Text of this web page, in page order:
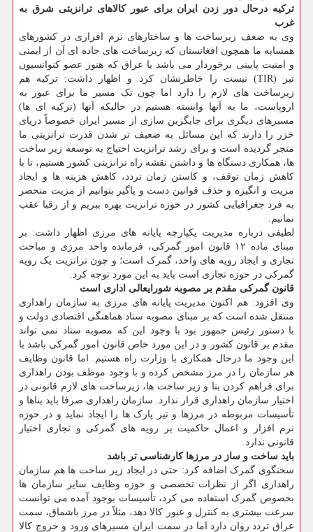
ترکیه درحال دور زدن ایران برای عبور کالاهای ترانزیتی شرق به
غرب
وی به ضعف زیرساخت ها و ساختارهای نرم افزاری در کشورهای
همسایه ما همچون افغانستان که زیرساخت های جاده ای آن از ایمنی
و امنیت پایینی برخوردار می باشد یا عراق که هنوز عضو کنوانسیون
تیر (TIR) نیست را خاطرنشان کرد و اظهار داشت: ترکیه هم
زیرساخت های لازم را دارد اما چون تک مسیر ما برای عبور به
اروپاست، ما به آنها وابسته هستیم در حالیکه آنها (ترکیه ای ها)
مسیرهای دیگری برای جایگزین سازی از مسیر ایران خصوصاً دریای
خزر را دارند که این مسائل به ضعیف تر شدن قدرت ترانزیتی ما
منجر گردیده است و برای رشد ترانزیت احتیاج به توسعه زیر ساخت
ها، همکاری دستگاه ها و داشتن نقشه راه ترانزیتی کشور هستیم، تا با
کاهش زمان توقف، و کاستن زمان تردد، کاهش هزینه ها و ایجاد
مزیت و انگیزه و حذف قوانین دست و پاگیر بتوانیم از مزیت منحصر
به فرد جغرافیایی کشور در حوزه ترانزیت بهره ببریم و از رقبا عقب
نمانیم.
لطیفی درباره مدیریت یکپارچه پایانه های مرزی اظهار داشت: بر
مبنای ماده ۱۲ قانون امور گمرکی، فرمانده واحد مرزی و مباحث
تجاری و ایجاد رویه های واحد، گمرک است؛ و چون ترانزیت یک رویه
گمرکی در حوزه تجاری است باید به این مورد توجه کرد.
قانون گمرکی مقدم بر مصوبه شورایعالی اداری است
وی افزود: هم اکنون مدیریت پایانه های مرزی به سازمان راهداری
منتقل شده است که بر مبنای مصوبه ستاد هماهنگی اقتصادی دولت و
با دستور رئیس جمهور بود با وجود این که مصوبه ستاد نمی تواند
مقدم بر قانون کشور و در این مورد خاص قانون امور گمرکی باشد با
این وجود ما درحال همکاری با وزارت راه هستیم. اما قانون وظایف
هر سازمان را در مرز مشخص کرده و با وجود موظف بودن راهداری
برای فراهم کردن بنا و زیر ساخت ها، زیرساخت های لازم قانونی در
اختیار سازمان راهداری قرار ندارد. سازمان راهداری صرفا باید بناها و
تأسیسات مربوطه در مرزها و تیر پارک ها را ایجاد نماید و در حوزه
نرم افزار و اعمال حاکمیت بر رویه های گمرکی و تجاری اختیار
قانونی ندارد.
باید ساخت و ساز در مرزها کارشناسی تر باشد
سخنگوی گمرک اضافه کرد: حتی در ایجاد زیر ساخت ها هم سازمان
راهداری اگر از نظرات تخصصی و حوزه وظایف سایر سازمان ها
بخصوص گمرک استفاده می کرد، تأسیسات بوجود آمده می توانست
سرعت بیشتری به کنترل و عبور کالا دهد، مثلاً در مرز باشماق، سمت
عراق تردد روان دارد اما در سمت ایران مسیرهای ورود و خروج کالا